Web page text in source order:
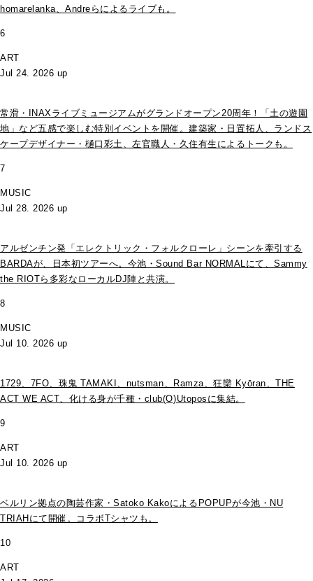
homarelanka、Andreらによるライブも。
6
ART
Jul 24. 2026 up
常滑・INAXライブミュージアムがグランドオープン20周年！「土の遊園
地」など五感で楽しむ特別イベントを開催。建築家・日置拓人、ランドス
ケープデザイナー・樋口彩土、左官職人・久住有生によるトークも。
7
MUSIC
Jul 28. 2026 up
アルゼンチン発「エレクトリック・フォルクローレ」シーンを牽引する
BARDAが、日本初ツアーへ。今池・Sound Bar NORMALにて、Sammy
the RIOTら多彩なローカルDJ陣と共演。
8
MUSIC
Jul 10. 2026 up
1729、7FO、珠鬼 TAMAKI、nutsman、Ramza、狂欒 Kyōran、THE
ACT WE ACT、化ける身が千種・club(O)Utoposに集結。
9
ART
Jul 10. 2026 up
ベルリン拠点の陶芸作家・Satoko KakoによるPOPUPが今池・NU
TRIAHにて開催。コラボTシャツも。
10
ART